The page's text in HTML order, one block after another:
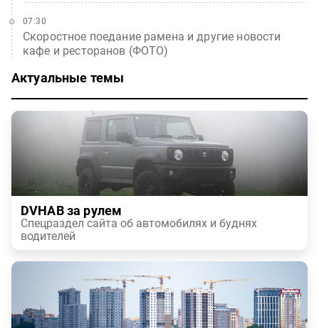
Скоростное поедание рамена и другие новости
кафе и ресторанов (ФОТО)
07:30
Актуальные темы
DVHAB за рулем
Спецраздел сайта об автомобилях и буднях
водителей